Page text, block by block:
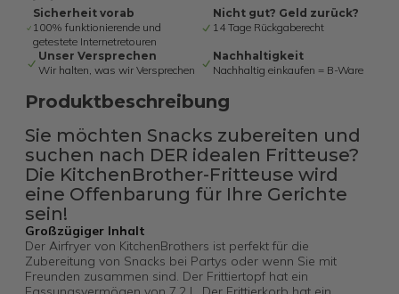
Sicherheit vorab
100% funktionierende und
getestete Internetretouren
Nicht gut? Geld zurück?
14 Tage Rückgaberecht
Unser Versprechen
Wir halten, was wir Versprechen
Nachhaltigkeit
Nachhaltig einkaufen = B-Ware
Produktbeschreibung
Sie möchten Snacks zubereiten und
suchen nach DER idealen Fritteuse?
Die KitchenBrother-Fritteuse wird
eine Offenbarung für Ihre Gerichte
sein!
Großzügiger Inhalt
Der Airfryer von KitchenBrothers ist perfekt für die
Zubereitung von Snacks bei Partys oder wenn Sie mit
Freunden zusammen sind. Der Frittiertopf hat ein